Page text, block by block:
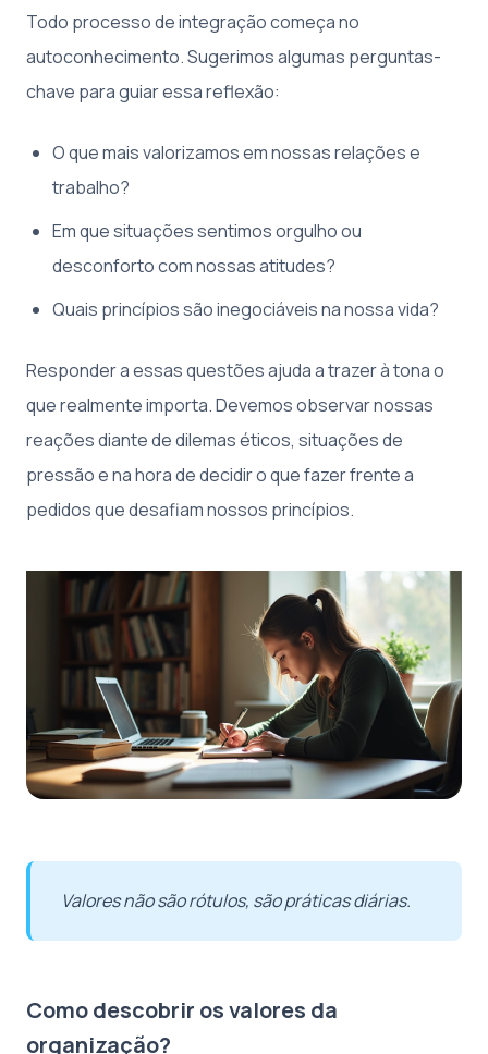
Todo processo de integração começa no
autoconhecimento. Sugerimos algumas perguntas-
chave para guiar essa reflexão:
O que mais valorizamos em nossas relações e
trabalho?
Em que situações sentimos orgulho ou
desconforto com nossas atitudes?
Quais princípios são inegociáveis na nossa vida?
Responder a essas questões ajuda a trazer à tona o
que realmente importa. Devemos observar nossas
reações diante de dilemas éticos, situações de
pressão e na hora de decidir o que fazer frente a
pedidos que desafiam nossos princípios.
Valores não são rótulos, são práticas diárias.
Como descobrir os valores da
organização?